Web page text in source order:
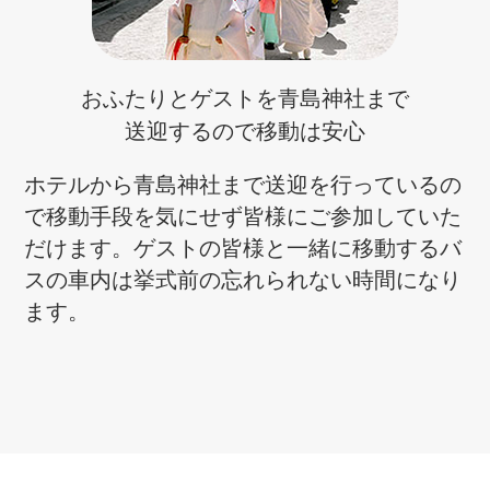
おふたりとゲストを青島神社 まで
送迎するので移動は安心
ホテルから青島神社まで送迎を行っているの
で移動手段を気にせず皆様にご参加していた
だけます。ゲストの皆様と一緒に移動するバ
スの車内は挙式前の忘れられない時間になり
ます。